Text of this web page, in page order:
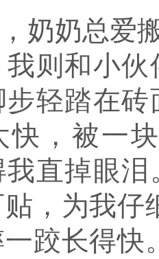
奶奶总爱
则和小
步轻踏在
快，被一
我直掉眼
，为我仔
跤长得快